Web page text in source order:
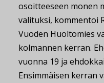
osoitteeseen monen
valituksi, kommentoi
Vuoden Huoltomies
kolmannen kerran.
vuonna 19 ja
Ensimmäisen kerran